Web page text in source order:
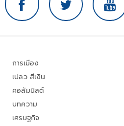
การเมือง
เปลว สีเงิน
คอลัมนิสต์
บทความ
เศรษฐกิจ